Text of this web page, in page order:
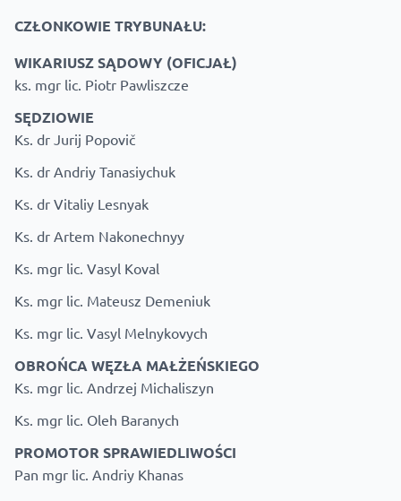
CZŁONKOWIE TRYBUNAŁU:
WIKARIUSZ SĄDOWY (OFICJAŁ)
ks. mgr lic. Piotr Pawliszcze
SĘDZIOWIE
Ks. dr Jurij Popovič
Ks. dr Andriy Tanasiychuk
Ks. dr Vitaliy Lesnyak
Ks. dr Artem Nakonechnyy
Ks. mgr lic. Vasyl Koval
Ks. mgr lic. Mateusz Demeniuk
Ks. mgr lic. Vasyl Melnykovych
OBROŃCA WĘZŁA MAŁŻEŃSKIEGO
Ks. mgr lic. Andrzej Michaliszyn
Ks. mgr lic. Oleh Baranych
PROMOTOR SPRAWIEDLIWOŚCI
Pan mgr lic. Andriy Khanas